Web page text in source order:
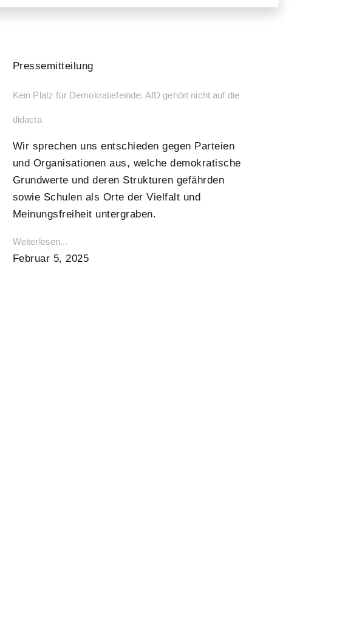
Pressemitteilung
Kein Platz für Demokratiefeinde: AfD gehört nicht auf die
didacta
Wir sprechen uns entschieden gegen Parteien
und Organisationen aus, welche demokratische
Grundwerte und deren Strukturen gefährden
sowie Schulen als Orte der Vielfalt und
Meinungsfreiheit untergraben.
Weiterlesen...
Februar 5, 2025